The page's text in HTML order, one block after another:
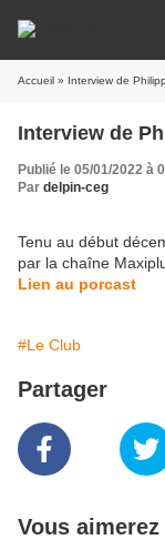
Accueil » Interview de
Interview de
Publié le 05/01/2022 à
Par delpin-ceg
Tenu au début
par la chaîne
Lien au porcast
#Le Club
Partager
Vous